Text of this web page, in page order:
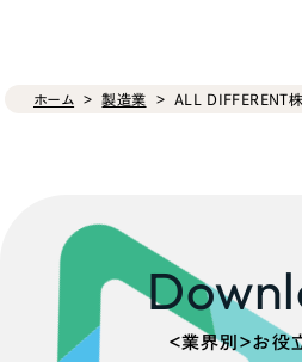
ホーム 製造業 ALL DIFFERENT株
＜業界別＞お役